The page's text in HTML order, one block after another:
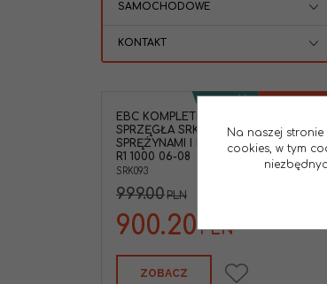
SAMOCHODOWE
KONTAKT
NOWOŚĆ PROMOCJA
EBC KOMPLETNY ZESTAW TARCZ
SPRZĘGŁA SRK093 ARAMID ZE
SPRĘŻYNAMI I PRZEKŁADKAMI YZF-
R1 1000 06-08
SRK093
999.00PLN
900.20PLN
ZOBACZ
Na naszej stronie
cookies, w tym